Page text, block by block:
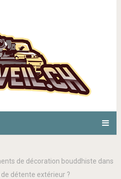
de décoration bouddhiste dans
détente extérieur ?